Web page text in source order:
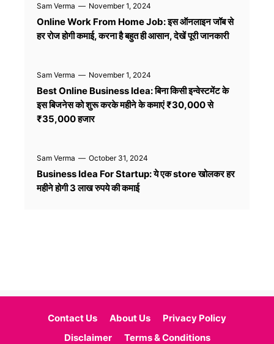
Sam Verma — November 1, 2024
Online Work From Home Job: इस ऑनलाइन जॉब से
हर रोज होगी कमाई, करना है बहुत ही आसान, देखें पूरी जानकारी
Sam Verma — November 1, 2024
Best Online Business Idea: बिना किसी इन्वेस्टमेंट के
इस बिजनेस को शुरू करके महीने के कमाएं ₹30,000 से
₹35,000 हजार
Sam Verma — October 31, 2024
Business Idea For Startup: ये एक store खोलकर हर
महीने होगी 3 लाख रुपये की कमाई
Contact Us About Us
Privacy Policy
Disclaimer
Terms & Conditions